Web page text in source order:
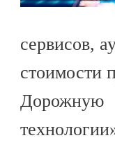
сервисов,
стоимости
Дорожную